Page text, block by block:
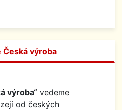
Česká výroba
výroba“ vedeme
od českých